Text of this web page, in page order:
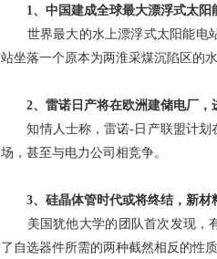
1、中国建成全球最大漂浮式太阳
世界最大的水上漂浮式太阳能电站
站坐落一个原本为两淮采煤沉陷区的
2、雷诺日产将在欧洲建储电厂，
知情人士称，雷诺-日产联盟计划
场，甚至与电力公司相竞争。
3、硅晶体管时代或将终结，新
美国犹他大学的团队首次发现，有
了自选器件所需的两种截然相反的性